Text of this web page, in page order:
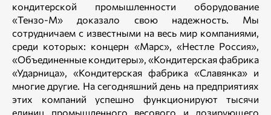
кондитерской промышленности оборудование
«Тензо-М» доказало свою надежность. Мы
сотрудничаем с известными на весь мир компаниями,
среди которых: концерн «Марс», «Нестле Россия»,
«Объединенные кондитеры», «Кондитерская фабрика
«Ударница», «Кондитерская фабрика «Славянка» и
многие другие. На сегодняшний день на предприятиях
этих компаний успешно функционируют тысячи
единиц промышленного весового и дозирующего